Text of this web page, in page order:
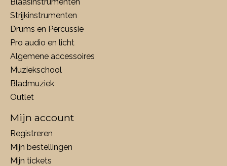
Strijkinstrumenten
Drums en Percussie
Pro audio en licht
Algemene accessoires
Muziekschool
Bladmuziek
Outlet
Mijn account
Registreren
Mijn bestellingen
Mijn tickets